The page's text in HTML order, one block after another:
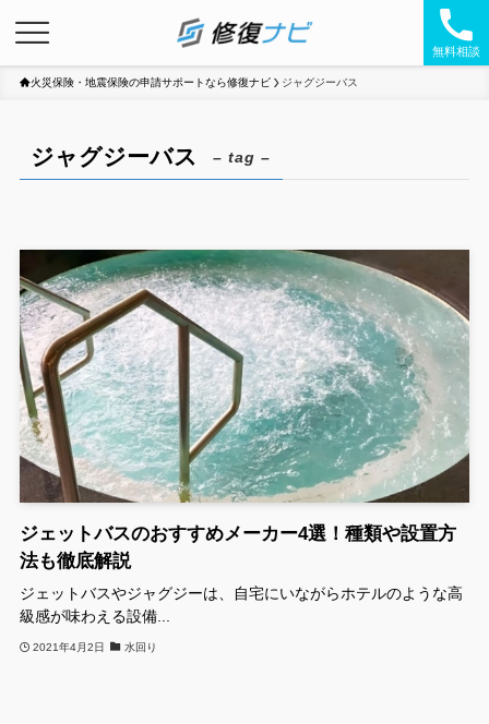
無料相談
火災保険・地震保険の申請サポートなら修復ナビ ジャグジーバス
ジャグジーバス – tag –
ジェットバスのおすすめメーカー4選！種類や設置方
法も徹底解説
ジェットバスやジャグジーは、自宅にいながらホテルのような高
級感が味わえる設備...
2021年4月2日 水回り